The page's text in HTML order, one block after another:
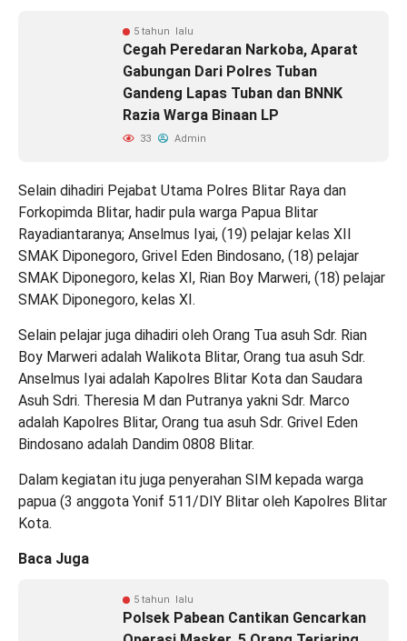
5 tahun lalu
Cegah Peredaran Narkoba, Aparat
Gabungan Dari Polres Tuban
Gandeng Lapas Tuban dan BNNK
Razia Warga Binaan LP
33 Admin
Selain dihadiri Pejabat Utama Polres Blitar Raya dan
Forkopimda Blitar, hadir pula warga Papua Blitar
Rayadiantaranya; Anselmus Iyai, (19) pelajar kelas XII
SMAK Diponegoro, Grivel Eden Bindosano, (18) pelajar
SMAK Diponegoro, kelas XI, Rian Boy Marweri, (18) pelajar
SMAK Diponegoro, kelas XI.
Selain pelajar juga dihadiri oleh Orang Tua asuh Sdr. Rian
Boy Marweri adalah Walikota Blitar, Orang tua asuh Sdr.
Anselmus Iyai adalah Kapolres Blitar Kota dan Saudara
Asuh Sdri. Theresia M dan Putranya yakni Sdr. Marco
adalah Kapolres Blitar, Orang tua asuh Sdr. Grivel Eden
Bindosano adalah Dandim 0808 Blitar.
Dalam kegiatan itu juga penyerahan SIM kepada warga
papua (3 anggota Yonif 511/DIY Blitar oleh Kapolres Blitar
Kota.
Baca Juga
5 tahun lalu
Polsek Pabean Cantikan Gencarkan